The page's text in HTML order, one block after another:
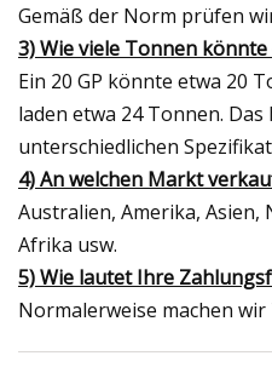
Gemäß der Norm prüfen
3) Wie viele Tonnen könnte
Ein 20 GP könnte etwa 20
laden etwa 24 Tonnen.
unterschiedlichen
4) An welchen Markt
Australien, Amerika, Asien,
Afrika usw.
5) Wie lautet Ihre
Normalerweise machen